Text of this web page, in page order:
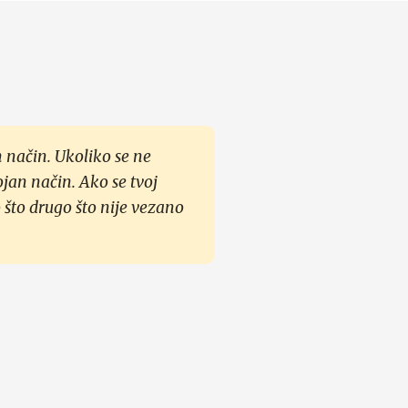
Ukoliko se ne
način. Ako se tvoj
drugo što nije vezano